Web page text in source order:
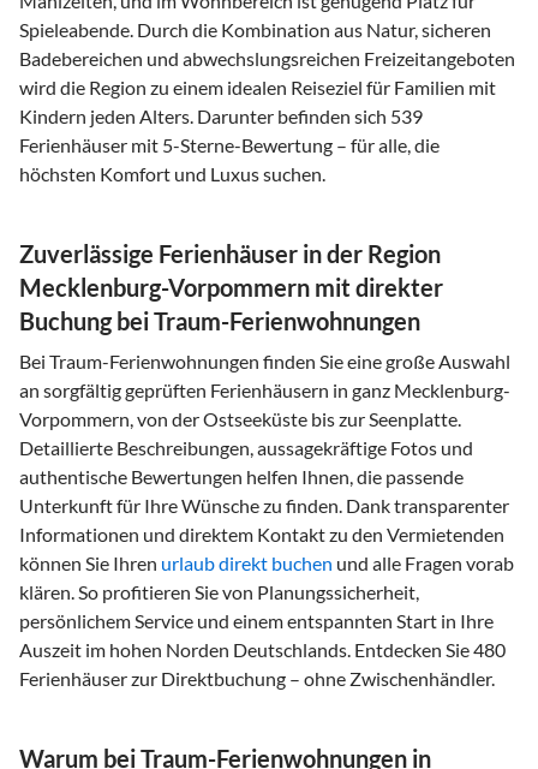
Spieleabende. Durch die Kombination aus Natur, sicheren
Badebereichen und abwechslungsreichen Freizeitangeboten
wird die Region zu einem idealen Reiseziel für Familien mit
Kindern jeden Alters. Darunter befinden sich 539
Ferienhäuser mit 5-Sterne-Bewertung – für alle, die
höchsten Komfort und Luxus suchen.
Zuverlässige Ferienhäuser in der Region
Mecklenburg-Vorpommern mit direkter
Buchung bei Traum-Ferienwohnungen
Bei Traum-Ferienwohnungen finden Sie eine große Auswahl
an sorgfältig geprüften Ferienhäusern in ganz Mecklenburg-
Vorpommern, von der Ostseeküste bis zur Seenplatte.
Detaillierte Beschreibungen, aussagekräftige Fotos und
authentische Bewertungen helfen Ihnen, die passende
Unterkunft für Ihre Wünsche zu finden. Dank transparenter
Informationen und direktem Kontakt zu den Vermietenden
können Sie Ihren urlaub direkt buchen und alle Fragen vorab
klären. So profitieren Sie von Planungssicherheit,
persönlichem Service und einem entspannten Start in Ihre
Auszeit im hohen Norden Deutschlands. Entdecken Sie 480
Ferienhäuser zur Direktbuchung – ohne Zwischenhändler.
Warum bei Traum-Ferienwohnungen in